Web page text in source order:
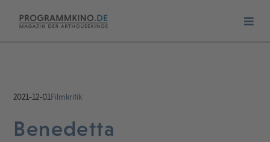
2021-12-01Filmkritik
Benedetta